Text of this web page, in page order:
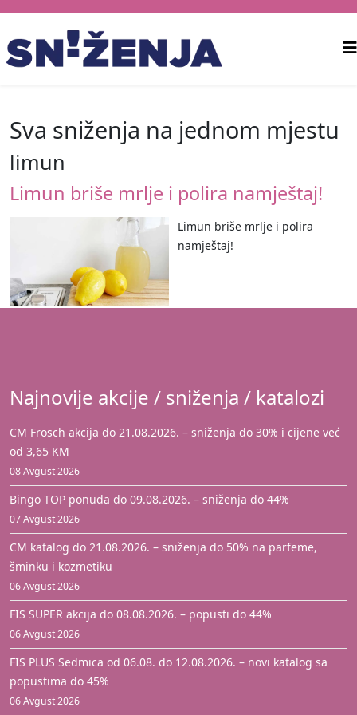
Sva sniženja na jednom mjestu
limun
Limun briše mrlje i polira namještaj!
Limun briše mrlje i polira
namještaj!
Najnovije akcije / sniženja / katalozi
CM Frosch akcija do 21.08.2026. – sniženja do 30% i cijene već
od 3,65 KM
08 Avgust 2026
Bingo TOP ponuda do 09.08.2026. – sniženja do 44%
07 Avgust 2026
CM katalog do 21.08.2026. – sniženja do 50% na parfeme,
šminku i kozmetiku
06 Avgust 2026
FIS SUPER akcija do 08.08.2026. – popusti do 44%
06 Avgust 2026
FIS PLUS Sedmica od 06.08. do 12.08.2026. – novi katalog sa
popustima do 45%
06 Avgust 2026